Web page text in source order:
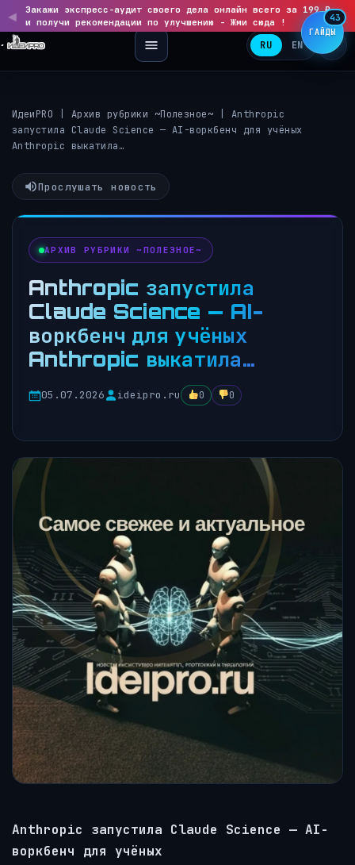
◀
Закажи экспресс-аудит своего дела онлайн всего за 199 ₽
и получи рекомендации по улучшению - Жми сюда !
▶
RU EN
ИдеиPRO Архив рубрики ~Полезное~
Anthropic
запустила Claude Science — AI-воркбенч для учёных
Anthropic выкатила…
Прослушать новость
АРХИВ РУБРИКИ ~ПОЛЕЗНОЕ~
Anthropic запустила
Claude Science — AI-
воркбенч для учёных
Anthropic выкатила…
05.07.2026 ideipro.ru 0 0
Anthropic запустила Claude Science — AI-
воркбенч для учёных
ГАЙДЫ
43